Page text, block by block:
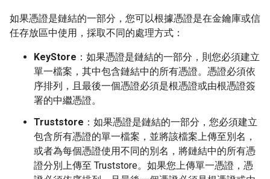
如果憑證是鏈結的一部分，您可以根據憑證是在金鑰庫或信
任存放區中使用，採取不同的處理方式：
KeyStore ：如果憑證是鏈結的一部分，則您必須建立
單一檔案，其中包含鏈結中的所有憑證。憑證必須依
序排列，且最後一個憑證必須是根憑證或由根憑證簽
署的中繼憑證。
Truststore ：如果憑證是鏈結的一部分，您必須建立
包含所有憑證的單一檔案，並將該檔案上傳至別名，
或者為每個憑證使用不同的別名，將鏈結中的所有憑
證分別上傳至 Truststore。如果您上傳單一憑證，憑